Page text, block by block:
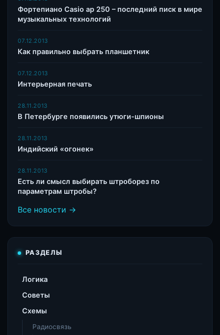
Фортепиано Casio ap 250 – последний писк в мире
музыкальных технологий
07.12.2013
Как правильно выбрать планшетник
07.12.2013
Интерьерная печать
28.11.2013
В Петербурге появились утюги-шпионы
28.11.2013
Индийский «огонек»
28.11.2013
Есть ли смысл выбирать штроборез по
параметрам штробы?
Все новости →
РАЗДЕЛЫ
Логика
Советы
Схемы
Радиосвязь